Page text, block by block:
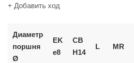
+ Добавить ход
Диаметр
поршня
Ø
EK
e8
CB
H14
L MR